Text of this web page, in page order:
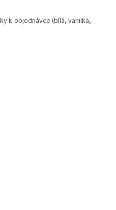
k objednávce (bílá, vanilka,